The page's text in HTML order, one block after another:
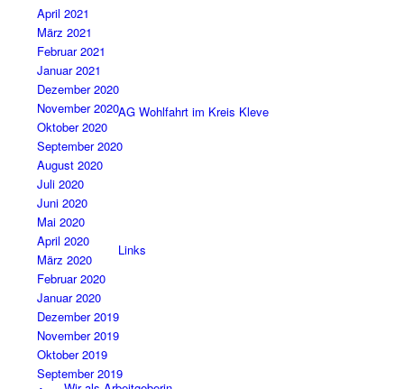
AG Wohlfahrt im Kreis Kleve
Links
April 2021
März 2021
Februar 2021
Januar 2021
Dezember 2020
November 2020
Oktober 2020
September 2020
August 2020
Juli 2020
Juni 2020
Mai 2020
April 2020
März 2020
Februar 2020
Januar 2020
Dezember 2019
November 2019
Oktober 2019
September 2019